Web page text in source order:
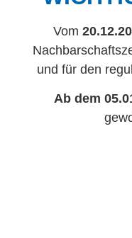
Vom
und für den
Ab dem